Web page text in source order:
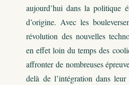
aujourd’hui dans la politique
d’origine. Avec les
révolution des nouvelles
en effet loin du temps des
affronter de nombreuses
delà de l’intégration dans